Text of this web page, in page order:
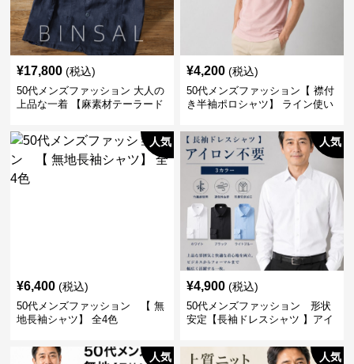
¥17,800 (税込)
50代メンズファッション 大人の
上品な一着 【麻素材テーラード
¥4,200 (税込)
50代メンズファッション【 襟付
き半袖ポロシャツ】 ライン使い
人気
¥6,400 (税込)
50代メンズファッション 【 無
地長袖シャツ】 全4色
人気
¥4,900 (税込)
50代メンズファッション 形状
安定【長袖ドレスシャツ 】アイ
人気 人気